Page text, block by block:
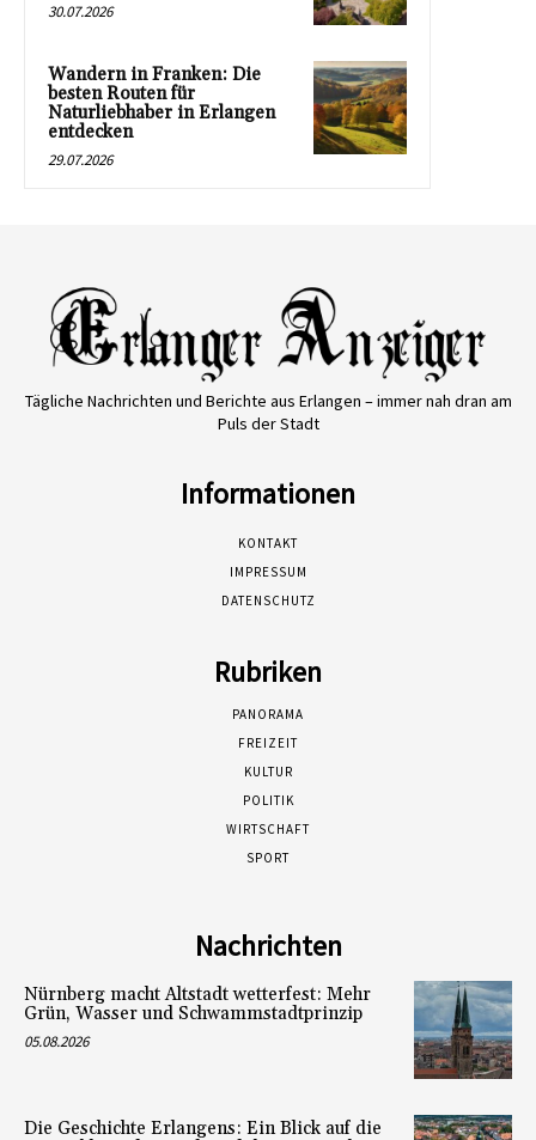
30.07.2026
Wandern in Franken: Die
besten Routen für
Naturliebhaber in Erlangen
entdecken
29.07.2026
Tägliche Nachrichten und Berichte aus Erlangen – immer nah dran am
Puls der Stadt
Informationen
KONTAKT
IMPRESSUM
DATENSCHUTZ
Rubriken
PANORAMA
FREIZEIT
KULTUR
POLITIK
WIRTSCHAFT
SPORT
Nachrichten
Nürnberg macht Altstadt wetterfest: Mehr
Grün, Wasser und Schwammstadtprinzip
05.08.2026
Die Geschichte Erlangens: Ein Blick auf die